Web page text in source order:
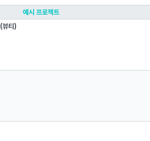
예시 프로젝트
(뷰티)